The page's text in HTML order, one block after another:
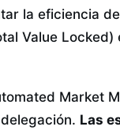
la eficiencia
Value Locked)
Market
Las